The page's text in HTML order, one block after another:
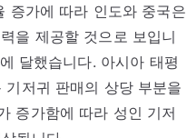
증가에 따라 인도와 중국은
을 제공할 것으로 보입니
달했습니다. 아시아 태평
저귀 판매의 상당 부분을
증가함에 따라 성인 기저